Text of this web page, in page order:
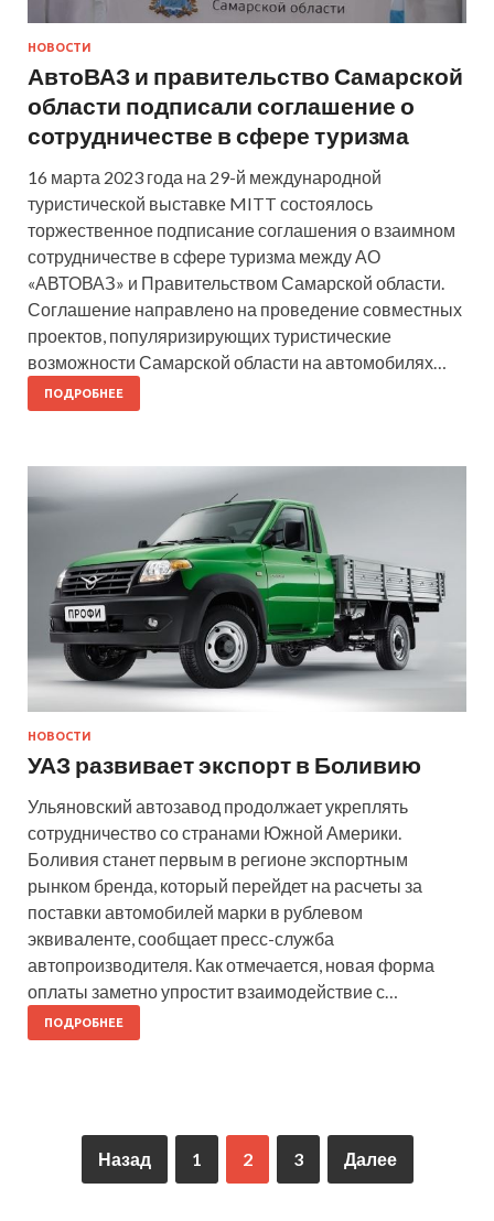
НОВОСТИ
АвтоВАЗ и правительство Самарской
области подписали соглашение о
сотрудничестве в сфере туризма
16 марта 2023 года на 29-й международной
туристической выставке MITT состоялось
торжественное подписание соглашения о взаимном
сотрудничестве в сфере туризма между АО
«АВТОВАЗ» и Правительством Самарской области.
Соглашение направлено на проведение совместных
проектов, популяризирующих туристические
возможности Самарской области на автомобилях…
ПОДРОБНЕЕ
НОВОСТИ
УАЗ развивает экспорт в Боливию
Ульяновский автозавод продолжает укреплять
сотрудничество со странами Южной Америки.
Боливия станет первым в регионе экспортным
рынком бренда, который перейдет на расчеты за
поставки автомобилей марки в рублевом
эквиваленте, сообщает пресс-служба
автопроизводителя. Как отмечается, новая форма
оплаты заметно упростит взаимодействие с…
ПОДРОБНЕЕ
Назад 1 2 3 Далее